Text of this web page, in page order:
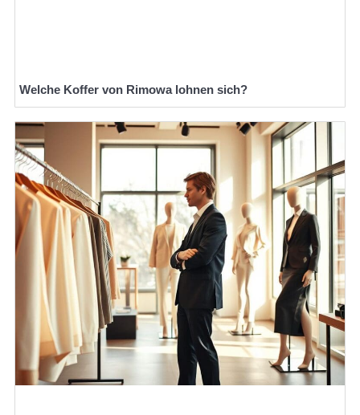
Welche Koffer von Rimowa lohnen sich?